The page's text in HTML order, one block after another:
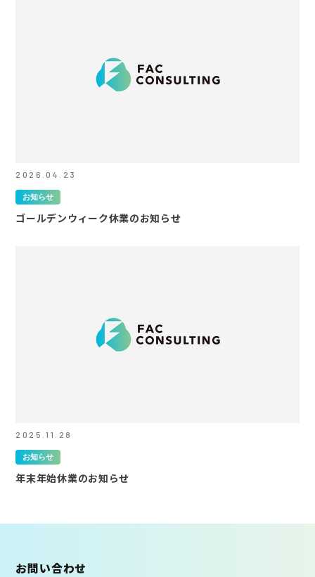
2026.04.23
お知らせ
ゴールデンウィーク休業のお知らせ
2025.11.28
お知らせ
年末年始休業のお知らせ
お問い合わせ